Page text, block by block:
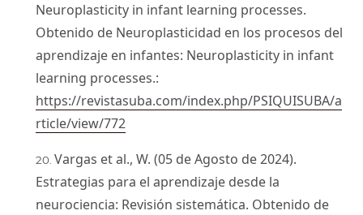
Neuroplasticity in infant learning processes.
Obtenido de Neuroplasticidad en los procesos del
aprendizaje en infantes: Neuroplasticity in infant
learning processes.:
https://revistasuba.com/index.php/PSIQUISUBA/a
rticle/view/772
Vargas et al., W. (05 de Agosto de 2024).
Estrategias para el aprendizaje desde la
neurociencia: Revisión sistemática. Obtenido de